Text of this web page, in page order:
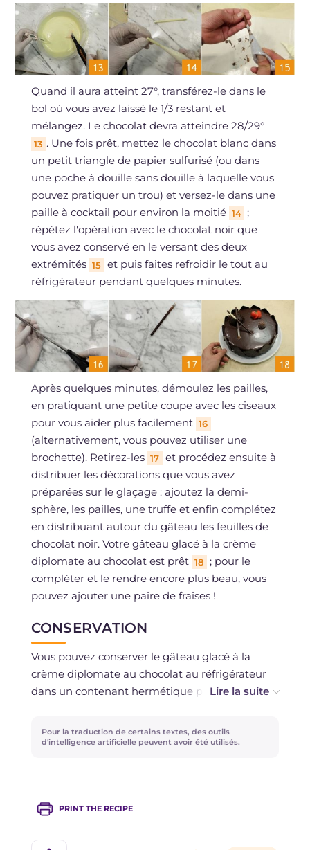
Quand il aura atteint 27°, transférez-le dans le
bol où vous avez laissé le 1/3 restant et
mélangez. Le chocolat devra atteindre 28/29°
13 . Une fois prêt, mettez le chocolat blanc dans
un petit triangle de papier sulfurisé (ou dans
une poche à douille sans douille à laquelle vous
pouvez pratiquer un trou) et versez-le dans une
paille à cocktail pour environ la moitié 14 ;
répétez l'opération avec le chocolat noir que
vous avez conservé en le versant des deux
extrémités 15 et puis faites refroidir le tout au
réfrigérateur pendant quelques minutes.
Après quelques minutes, démoulez les pailles,
en pratiquant une petite coupe avec les ciseaux
pour vous aider plus facilement 16
(alternativement, vous pouvez utiliser une
brochette). Retirez-les 17 et procédez ensuite à
distribuer les décorations que vous avez
préparées sur le glaçage : ajoutez la demi-
sphère, les pailles, une truffe et enfin complétez
en distribuant autour du gâteau les feuilles de
chocolat noir. Votre gâteau glacé à la crème
diplomate au chocolat est prêt 18
; pour le
compléter et le rendre encore plus beau, vous
pouvez ajouter une paire de fraises !
CONSERVATION
Vous pouvez conserver le gâteau glacé à la
crème diplomate au chocolat au réfrigérateur
dans un contenant hermétique pendant 1
pouvez conserver la crème diplomate au
réfrigérateur toujours pendant 1 semaine
Pour la traduction de certains textes, des outils
d'intelligence artificielle peuvent avoir été utilisés.
PRINT THE RECIPE